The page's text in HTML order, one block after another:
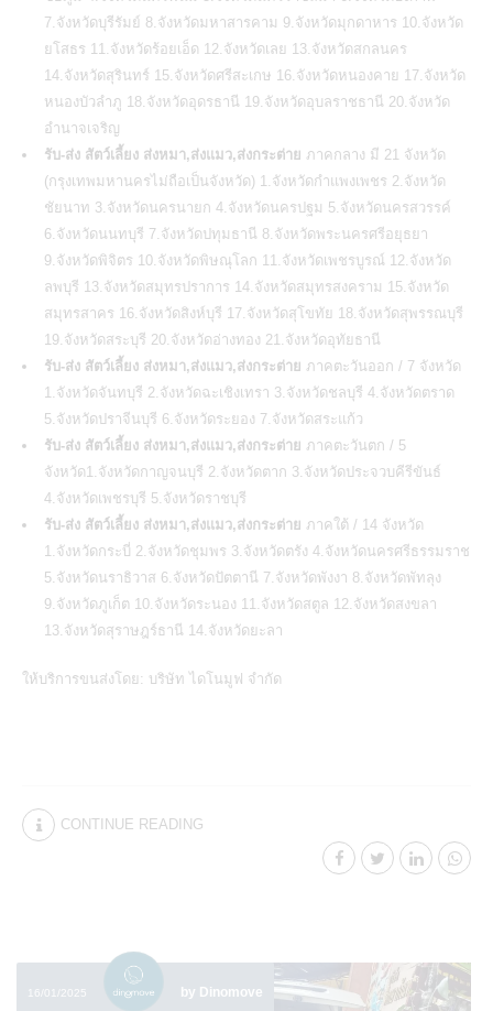
7.จังหวัดบุรีรัมย์ 8.จังหวัดมหาสารคาม 9.จังหวัดมุกดาหาร 10.จังหวัด
ยโสธร 11.จังหวัดร้อยเอ็ด 12.จังหวัดเลย 13.จังหวัดสกลนคร
14.จังหวัดสุรินทร์ 15.จังหวัดศรีสะเกษ 16.จังหวัดหนองคาย 17.จังหวัด
หนองบัวลำภู 18.จังหวัดอุดรธานี 19.จังหวัดอุบลราชธานี 20.จังหวัด
อำนาจเจริญ
รับ-ส่ง สัตว์เลี้ยง ส่งหมา,ส่งแมว,ส่งกระต่าย ภาคกลาง มี 21 จังหวัด
(กรุงเทพมหานครไม่ถือเป็นจังหวัด) 1.จังหวัดกำแพงเพชร 2.จังหวัด
ชัยนาท 3.จังหวัดนครนายก 4.จังหวัดนครปฐม 5.จังหวัดนครสวรรค์
6.จังหวัดนนทบุรี 7.จังหวัดปทุมธานี 8.จังหวัดพระนครศรีอยุธยา
9.จังหวัดพิจิตร 10.จังหวัดพิษณุโลก 11.จังหวัดเพชรบูรณ์ 12.จังหวัด
ลพบุรี 13.จังหวัดสมุทรปราการ 14.จังหวัดสมุทรสงคราม 15.จังหวัด
สมุทรสาคร 16.จังหวัดสิงห์บุรี 17.จังหวัดสุโขทัย 18.จังหวัดสุพรรณบุรี
19.จังหวัดสระบุรี 20.จังหวัดอ่างทอง 21.จังหวัดอุทัยธานี
รับ-ส่ง สัตว์เลี้ยง ส่งหมา,ส่งแมว,ส่งกระต่าย ภาคตะวันออก / 7 จังหวัด
1.จังหวัดจันทบุรี 2.จังหวัดฉะเชิงเทรา 3.จังหวัดชลบุรี 4.จังหวัดตราด
5.จังหวัดปราจีนบุรี 6.จังหวัดระยอง 7.จังหวัดสระแก้ว
รับ-ส่ง สัตว์เลี้ยง ส่งหมา,ส่งแมว,ส่งกระต่าย ภาคตะวันตก / 5
จังหวัด1.จังหวัดกาญจนบุรี 2.จังหวัดตาก 3.จังหวัดประจวบคีรีขันธ์
4.จังหวัดเพชรบุรี 5.จังหวัดราชบุรี
รับ-ส่ง สัตว์เลี้ยง ส่งหมา,ส่งแมว,ส่งกระต่าย ภาคใต้ / 14 จังหวัด
1.จังหวัดกระบี่ 2.จังหวัดชุมพร 3.จังหวัดตรัง 4.จังหวัดนครศรีธรรมราช
5.จังหวัดนราธิวาส 6.จังหวัดปัตตานี 7.จังหวัดพังงา 8.จังหวัดพัทลุง
9.จังหวัดภูเก็ต 10.จังหวัดระนอง 11.จังหวัดสตูล 12.จังหวัดสงขลา
13.จังหวัดสุราษฎร์ธานี 14.จังหวัดยะลา
ให้บริการขนส่งโดย: บริษัท ไดโนมูฟ จำกัด
CONTINUE READING
16/01/2025 by Dinomove